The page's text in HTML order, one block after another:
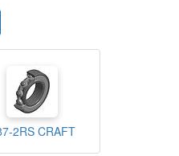
2RS CRAFT